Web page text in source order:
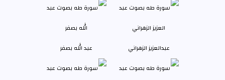
عبدالعزيز الزهراني عبد الله بصفر